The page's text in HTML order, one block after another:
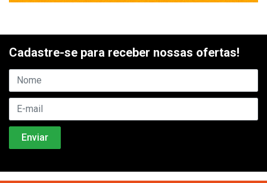
Cadastre-se para receber nossas ofertas!